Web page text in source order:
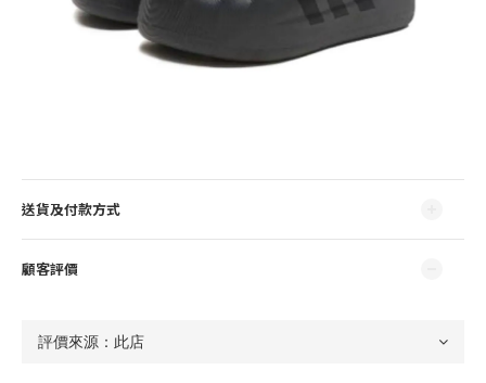
送貨及付款方式
顧客評價